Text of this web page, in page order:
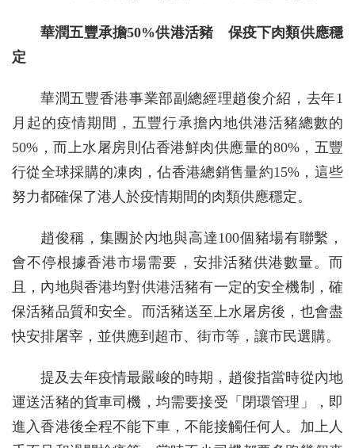
華潤五豐承擔50%供港活豬 保疫下肉類供應穩
定
華潤五豐香港事業部副總經理趙俊介紹，去年1
月起的疫情期間，五豐行承擔內地供港活豬總數的
50%，而上水屠房則佔香港鮮肉供應量的80%，五豐
行從全球採購的凍肉，佔香港總銷售量約15%，這些
努力都確保了港人於疫情期間的肉類供應穩定。
趙俊稱，集團於內地與高達100個豬場有聯繫，
會不停根據香港市場需要，安排活豬供港數量。而
且，內地與香港均對供港活豬有一定的安全機制，確
保活豬品質和安全。而活豬送至上水屠房後，也會盡
快安排屠宰，並供應到超市、街市等，讓市民選購。
提及去年疫情最嚴峻的時期，趙俊指當時從內地
運送活豬的貨車司機，均需要接受「閉環管理」，即
進入香港後全程不能下車，不能接觸任何人。加上人